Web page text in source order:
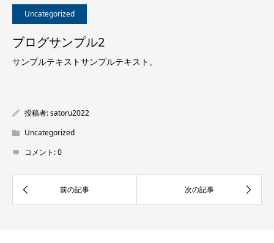
Uncategorized
ブログサンプル2
サンプルテキストサンプルテキスト。
投稿者:satoru2022
Uncategorized
コメント:0